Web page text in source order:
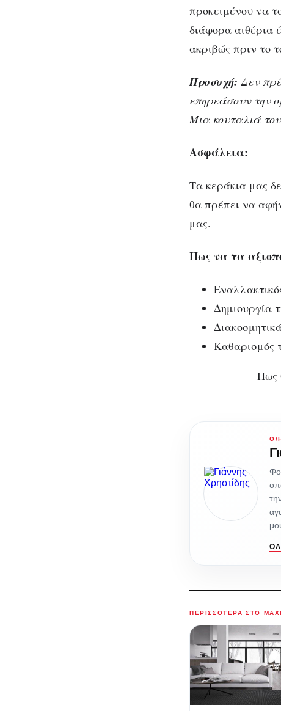
προκειμένου να
διάφορα αιθέρια
ακριβώς πριν το
Προσοχή: Δεν
επηρεάσουν την
Μια κουταλιά
Ασφάλεια:
Τα κεράκια μας
θα πρέπει να
μας.
Πως να τα
Δημιουργία
Καθαρισμός
Πως
Ο/
ΠΕΡΙΣΣΌΤΕΡΑ ΣΤΟ